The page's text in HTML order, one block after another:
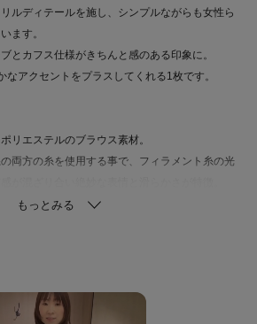
ルディテールを施し、シンプルながらも女性ら
ます。
とカフス仕様がきちんと感のある印象に。
なアクセントをプラスしてくれる1枚です。
リエステルのブラウス素材。
両方の糸を使用する事で、フィラメント糸の光
リー感を強調し、通気性があり涼し気な素材に
りも色味が違って見える場合があります。ま